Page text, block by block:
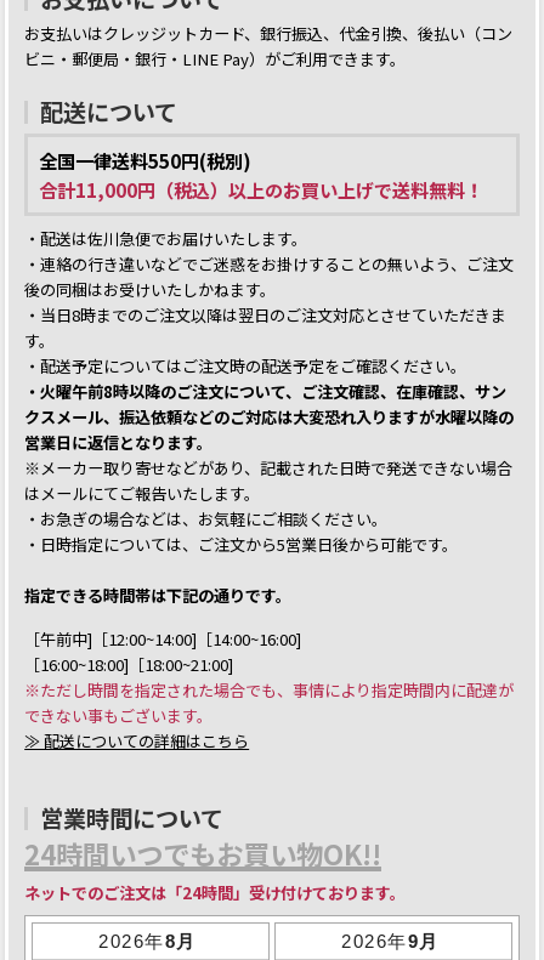
お支払いはクレッジットカード、銀行振込、代金引換、後払い（コン
ビニ・郵便局・銀行・LINE Pay）がご利用できます。
配送について
全国一律送料550円(税別)
合計11,000円（税込）以上のお買い上げで送料無料！
・配送は佐川急便でお届けいたします。
・連絡の行き違いなどでご迷惑をお掛けすることの無いよう、ご注文
後の同梱はお受けいたしかねます。
・当日8時までのご注文以降は翌日のご注文対応とさせていただきま
す。
・配送予定についてはご注文時の配送予定をご確認ください。
・火曜午前8時以降のご注文について、ご注文確認、在庫確認、サン
クスメール、振込依頼などのご対応は大変恐れ入りますが水曜以降の
営業日に返信となります。
※メーカー取り寄せなどがあり、記載された日時で発送できない場合
はメールにてご報告いたします。
・お急ぎの場合などは、お気軽にご相談ください。
・日時指定については、ご注文から5営業日後から可能です。
指定できる時間帯は下記の通りです。
［午前中]［12:00~14:00]［14:00~16:00]
［16:00~18:00]［18:00~21:00]
※ただし時間を指定された場合でも、事情により指定時間内に配達が
できない事もございます。
≫ 配送についての詳細はこちら
営業時間について
24時間いつでもお買い物OK!!
ネットでのご注文は「24時間」受け付けております。